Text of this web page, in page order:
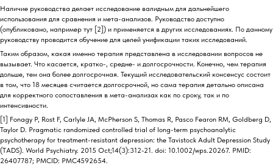
Наличие руководства делает исследование валидным для дальнейшего
использования для сравнения и мета-анализов. Руководство доступно
(опубликовано, например тут [2]) и применяется в других исследованиях. По данному
руководству проводится обучение для целей унификации таких исследований.
Таким образом, какая именно терапия представлена в исследовании вопросов не
вызывает. Что касается, кратко-, средне- и долгосрочности. Конечно, чем терапия
дольше, тем она более долгосрочная. Текущий исследовательский консенсус состоит
в том, что 18 месяцев считается долгосрочной, но сама терапия детально описана
для корректного сопоставления в мета-анализах как по сроку, так и по
интенсивности.
[1] Fonagy P, Rost F, Carlyle JA, McPherson S, Thomas R, Pasco Fearon RM, Goldberg D,
Taylor D. Pragmatic randomized controlled trial of long-term psychoanalytic
psychotherapy for treatment-resistant depression: the Tavistock Adult Depression Study
(TADS). World Psychiatry. 2015 Oct;14(3):312-21. doi: 10.1002/wps.20267. PMID:
26407787; PMCID: PMC4592654.